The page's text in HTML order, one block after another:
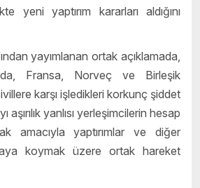
yeni yaptırım kararları aldığını
yayımlanan ortak açıklamada,
Fransa, Norveç ve Birleşik
karşı işledikleri korkunç şiddet
aşırılık yanlısı yerleşimcilerin hesap
amacıyla yaptırımlar ve diğer
koymak üzere ortak hareket